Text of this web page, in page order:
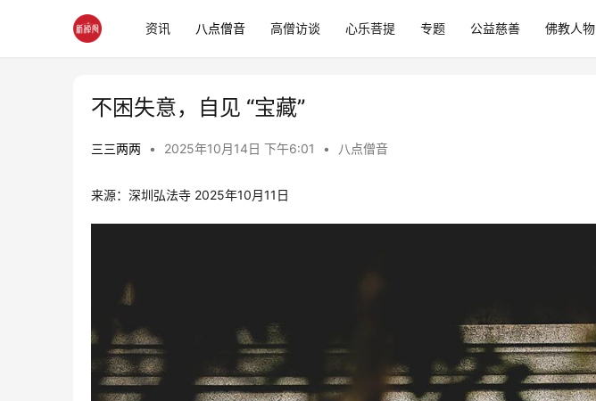
资讯 八点僧音 高僧访谈 心乐菩提 专题 公益慈善 佛教人物
不困失意，自见 “宝藏”
三三两两 • 2025年10月14日 下午6:01 • 八点僧音
来源：深圳弘法寺 2025年10月11日